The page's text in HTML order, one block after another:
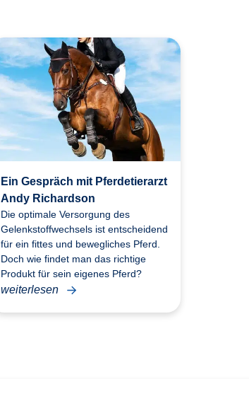
Ein Gespräch mit Pferdetierarzt
Andy Richardson
Die optimale Versorgung des
Gelenkstoffwechsels ist entscheidend
für ein fittes und bewegliches Pferd.
Doch wie findet man das richtige
Produkt für sein eigenes Pferd?
weiterlesen